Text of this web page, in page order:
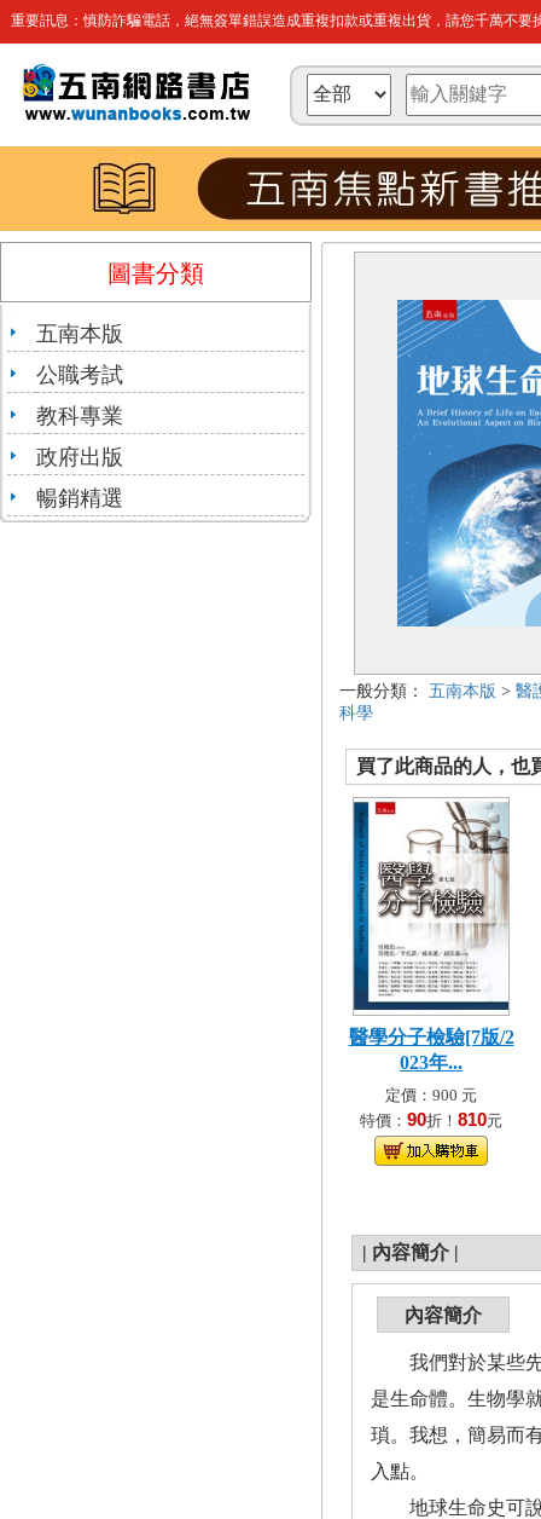
重要訊息：慎防詐騙電話，絕無簽單錯誤造成重複扣款或重複出貨，請您千萬不要
圖書分類
五南本版
公職考試
教科專業
政府出版
暢銷精選
一般分類： 五南本版 > 醫
科學
買了此商品的人，也
醫學分子檢驗[7版/2
023年...
定價：900 元
特價： 90折！ 810元
| 內容簡介 |
內容簡介
我們對於某些先
是生命體。生物學
瑣。我想，簡易而
入點。
地球生命史可說